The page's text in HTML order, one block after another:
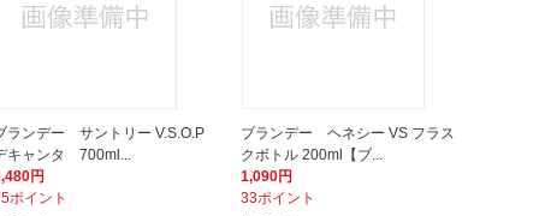
ランデー サントリー V.S.O.P
キャンタ 700ml...
円
ポイント
ブランデー ヘネシー VS フラス
クボトル 200ml【ブ...
1,090円
33ポイント